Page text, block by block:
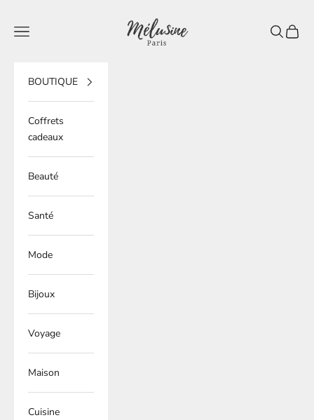
Mélusine Paris
Ouvrir la navigation
Ouvrir la
Voir
BOUTIQUE
Coffrets
cadeaux
Beauté
Santé
Mode
Bijoux
Voyage
Maison
Cuisine